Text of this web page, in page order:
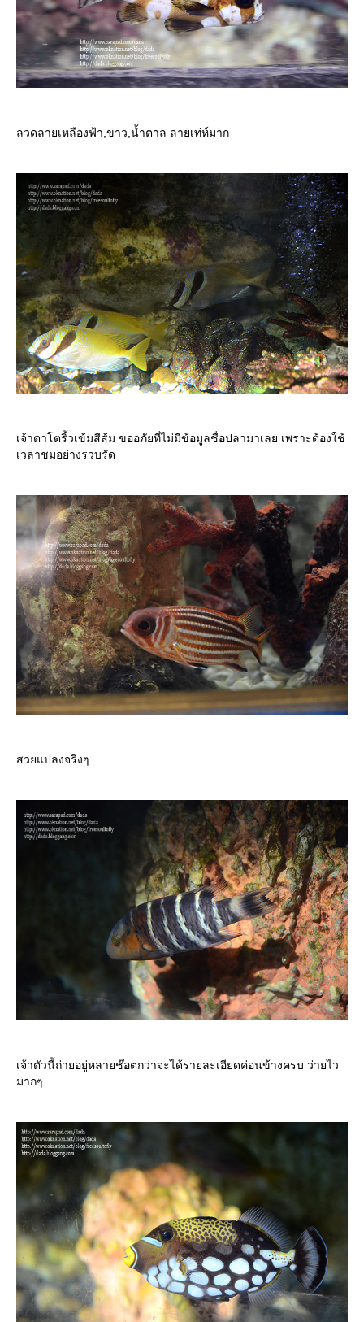
ลวดลายเหลืองฟ้า,ขาว,น้ำตาล ลายเท่ห์มาก
เจ้าตาโตริ้วเข้มสีส้ม ขออภัยที่ไม่มีข้อมูลชื่อปลามาเลย เพราะต้องใช้
เวลาชมอย่างรวบรัด
สวยแปลงจริงๆ
เจ้าตัวนี้ถ่ายอยู่หลายช๊อตกว่าจะได้รายละเอียดค่อนข้างครบ ว่ายไว
มากๆ